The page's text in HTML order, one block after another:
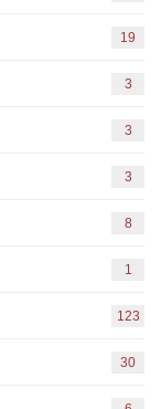
19
3
3
3
8
1
123
30